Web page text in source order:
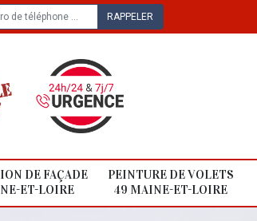
DE FAÇADE
ET-LOIRE
PEINTURE DE VOLETS
49 MAINE-ET-LOIRE